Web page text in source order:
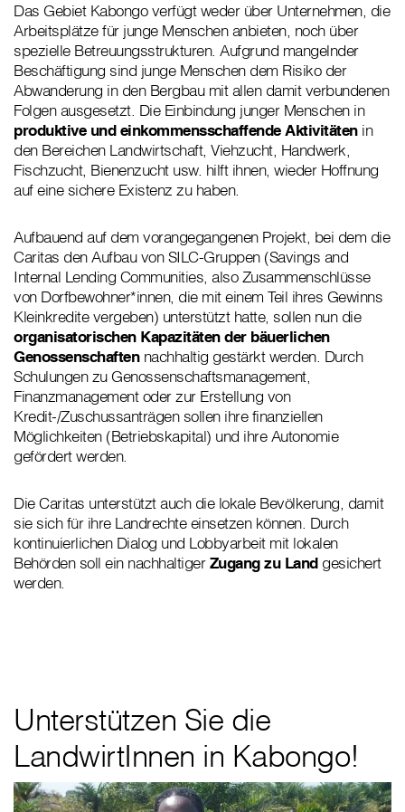
Das Gebiet Kabongo verfügt weder über Unternehmen, die
Arbeitsplätze für junge Menschen anbieten, noch über
spezielle Betreuungsstrukturen. Aufgrund mangelnder
Beschäftigung sind junge Menschen dem Risiko der
Abwanderung in den Bergbau mit allen damit verbundenen
Folgen ausgesetzt. Die Einbindung junger Menschen in
produktive und einkommensschaffende Aktivitäten in
den Bereichen Landwirtschaft, Viehzucht, Handwerk,
Fischzucht, Bienenzucht usw. hilft ihnen, wieder Hoffnung
auf eine sichere Existenz zu haben.
Aufbauend auf dem vorangegangenen Projekt, bei dem die
Caritas den Aufbau von SILC-Gruppen (Savings and
Internal Lending Communities, also Zusammenschlüsse
von Dorfbewohner*innen, die mit einem Teil ihres Gewinns
Kleinkredite vergeben) unterstützt hatte, sollen nun die
organisatorischen Kapazitäten der bäuerlichen
Genossenschaftennachhaltig gestärkt werden. Durch
Schulungen zu Genossenschaftsmanagement,
Finanzmanagement oder zur Erstellung von
Kredit-/Zuschussanträgen sollen ihre finanziellen
Möglichkeiten (Betriebskapital) und ihre Autonomie
gefördert werden.
Die Caritas unterstützt auch die lokale Bevölkerung, damit
sie sich für ihre Landrechte einsetzen können. Durch
kontinuierlichen Dialog und Lobbyarbeit mit lokalen
Behörden soll ein nachhaltigerZugang zu Landgesichert
werden.
Unterstützen Sie die
LandwirtInnen in Kabongo!